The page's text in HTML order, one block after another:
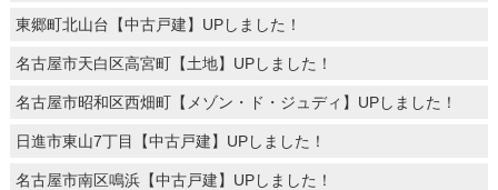
東郷町北山台【中古戸建】UPしました！
名古屋市天白区高宮町【土地】UPしました！
名古屋市昭和区西畑町【メゾン・ド・ジュディ】UPしました！
日進市東山7丁目【中古戸建】UPしました！
名古屋市南区鳴浜【中古戸建】UPしました！